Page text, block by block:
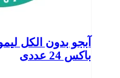
باکس 24 عددی